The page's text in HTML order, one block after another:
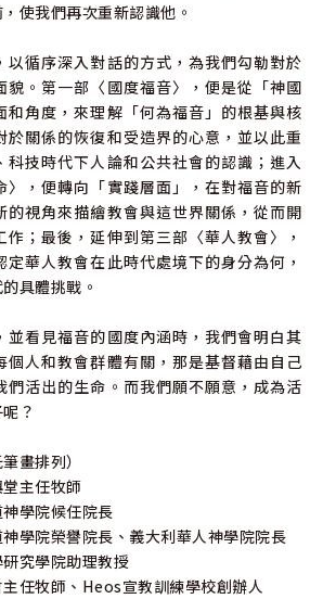
使我們再次重新認識他。
以循序深入對話的方式，為我們勾勒對於
貌。第一部〈國度福音〉，便是從「神國
和角度，來理解「何為福音」的根基與核
於關係的恢復和受造界的心意，並以此重
科技時代下人論和公共社會的認識；進入
〉，便轉向「實踐層面」，在對福音的新
的視角來描繪教會與這世界關係，從而開
；最後，延伸到第三部〈華人教會〉，
華人教會在此時代處境下的身分為何，
具體挑戰。
並看見福音的國度內涵時，我們會明白其
個人和教會群體有關，那是基督藉由自己
們活出的生命。而我們願不願意，成為活
？
畫排列）
主任牧師
學院候任院長
學院榮譽院長、義大利華人神學院院長
究學院助理教授
任牧師、Heos宣教訓練學校創辦人